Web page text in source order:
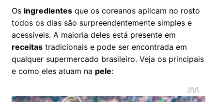
Os ingredientes que os coreanos aplicam no rosto
todos os dias são surpreendentemente simples e
acessíveis. A maioria deles está presente em
receitas tradicionais e pode ser encontrada em
qualquer supermercado brasileiro. Veja os principais
e como eles atuam na pele: